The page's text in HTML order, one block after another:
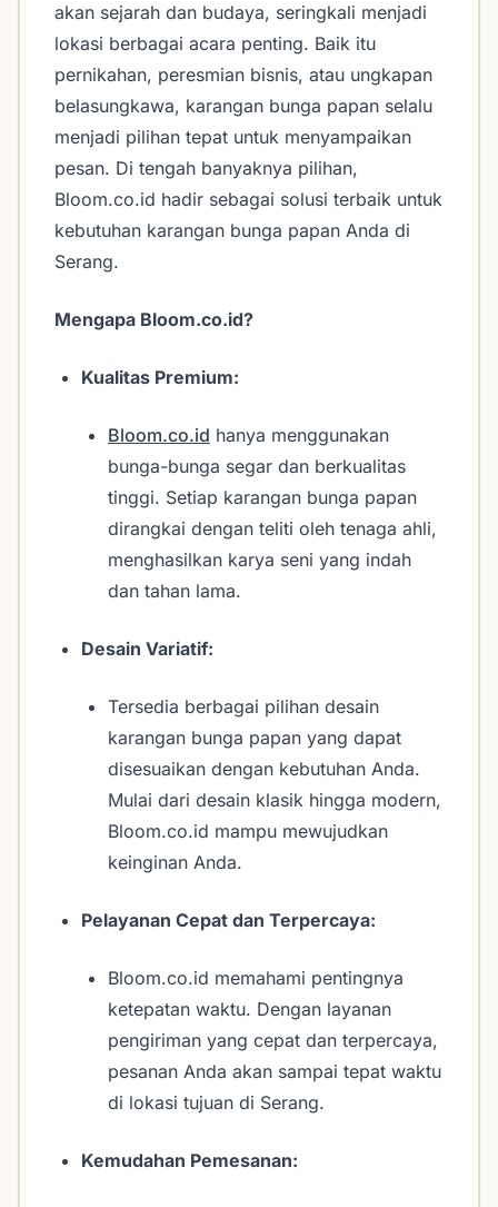
akan sejarah dan budaya, seringkali menjadi
lokasi berbagai acara penting. Baik itu
pernikahan, peresmian bisnis, atau ungkapan
belasungkawa, karangan bunga papan selalu
menjadi pilihan tepat untuk menyampaikan
pesan. Di tengah banyaknya pilihan,
Bloom.co.id hadir sebagai solusi terbaik untuk
kebutuhan karangan bunga papan Anda di
Serang.
Mengapa Bloom.co.id?
Kualitas Premium:
Bloom.co.id hanya menggunakan
bunga-bunga segar dan berkualitas
tinggi. Setiap karangan bunga papan
dirangkai dengan teliti oleh tenaga ahli,
menghasilkan karya seni yang indah
dan tahan lama.
Desain Variatif:
Tersedia berbagai pilihan desain
karangan bunga papan yang dapat
disesuaikan dengan kebutuhan Anda.
Mulai dari desain klasik hingga modern,
Bloom.co.id mampu mewujudkan
keinginan Anda.
Pelayanan Cepat dan Terpercaya:
Bloom.co.id memahami pentingnya
ketepatan waktu. Dengan layanan
pengiriman yang cepat dan terpercaya,
pesanan Anda akan sampai tepat waktu
di lokasi tujuan di Serang.
Kemudahan Pemesanan: